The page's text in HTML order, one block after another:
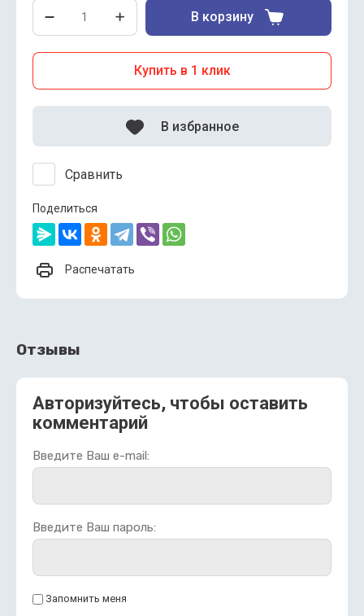
В корзину
Купить в 1 клик
Сравнить
В избранное
Поделиться
Распечатать
Отзывы
Авторизуйтесь, чтобы оставить
комментарий
Введите Ваш e-mail:
Введите Ваш пароль:
Запомнить меня